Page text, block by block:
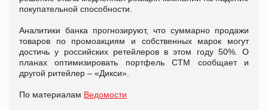
покупательной способности.
Аналитики банка прогнозируют, что суммарно продажи
товаров по промоакциям и собственных марок могут
достичь у российских ретейлеров в этом году 50%. О
планах оптимизировать портфель СТМ сообщает и
другой ритейлер – «Дикси».
По материалам Ведомости